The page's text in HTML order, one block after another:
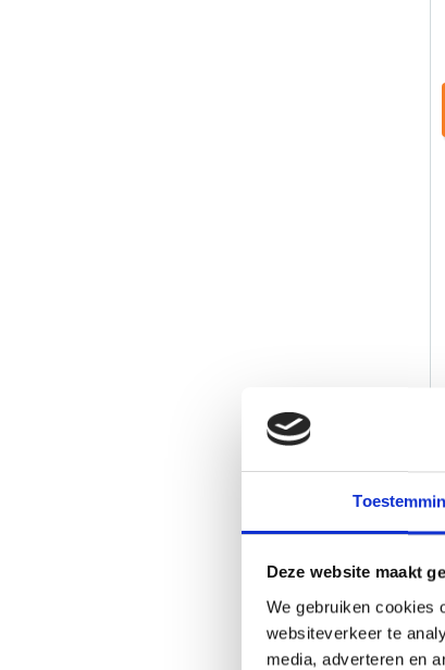
Deze website maakt
We gebruiken cookies
websiteverkeer te
media, adverteren en